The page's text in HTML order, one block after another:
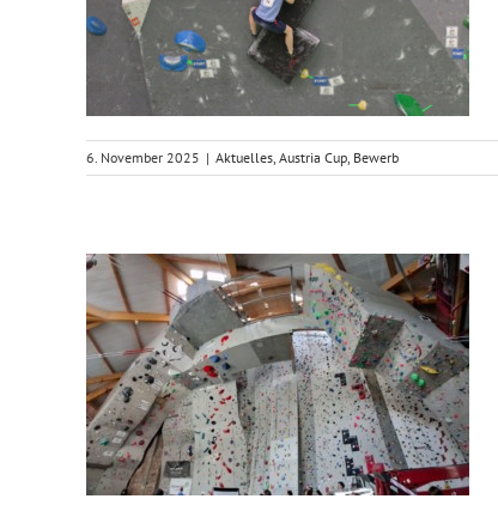
6. November 2025 | Aktuelles, Austria Cup, Bewerb